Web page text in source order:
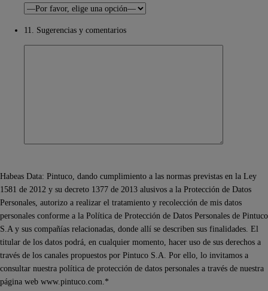
11. Sugerencias y comentarios
Habeas Data: Pintuco, dando cumplimiento a las normas previstas en la Ley
1581 de 2012 y su decreto 1377 de 2013 alusivos a la Protección de Datos
Personales, autorizo a realizar el tratamiento y recolección de mis datos
personales conforme a la Política de Protección de Datos Personales de Pintuco
S.A y sus compañías relacionadas, donde allí se describen sus finalidades. El
titular de los datos podrá, en cualquier momento, hacer uso de sus derechos a
través de los canales propuestos por Pintuco S.A. Por ello, lo invitamos a
consultar nuestra política de protección de datos personales a través de nuestra
página web www.pintuco.com.*